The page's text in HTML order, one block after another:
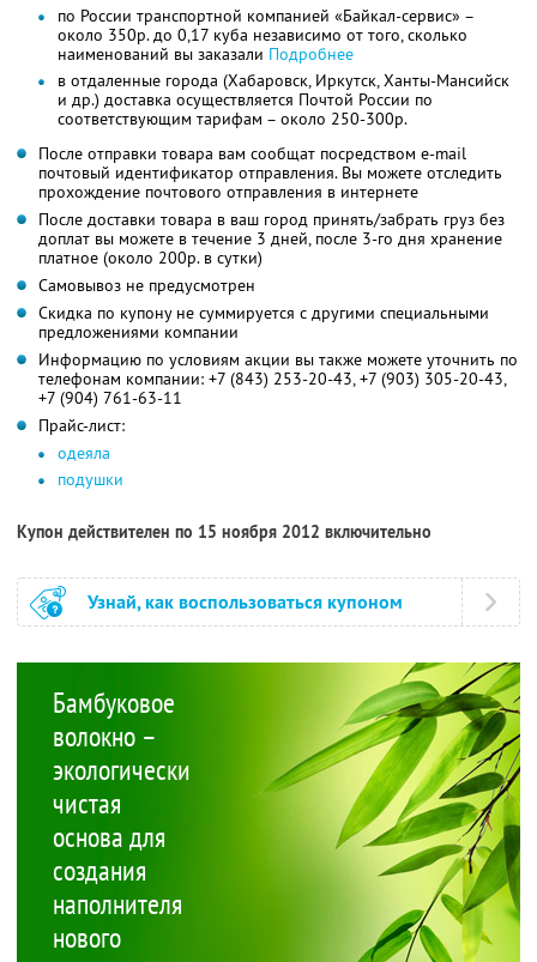
по России транспортной компанией «Байкал-сервис» –
около 350р. до 0,17 куба независимо от того, сколько
наименований вы заказали Подробнее
в отдаленные города (Хабаровск, Иркутск, Ханты-Мансийск
и др.) доставка осуществляется Почтой России по
соответствующим тарифам – около 250-300р.
После отправки товара вам сообщат посредством e-mail
почтовый идентификатор отправления. Вы можете отследить
прохождение почтового отправления в интернете
После доставки товара в ваш город принять/забрать груз без
доплат вы можете в течение 3 дней, после 3-го дня хранение
платное (около 200р. в сутки)
Самовывоз не предусмотрен
Скидка по купону не суммируется с другими специальными
предложениями компании
Информацию по условиям акции вы также можете уточнить по
телефонам компании: +7 (843) 253-20-43, +7 (903) 305-20-43,
+7 (904) 761-63-11
Прайс-лист:
одеяла
подушки
Купон действителен по 15 ноября 2012 включительно
Узнай, как воспользоваться купоном
Бамбуковое
волокно –
экологически
чистая
основа для
создания
наполнителя
нового